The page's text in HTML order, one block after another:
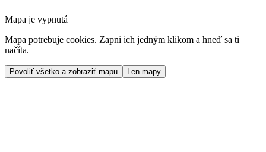
Mapa je vypnutá
Mapa potrebuje cookies. Zapni ich jedným klikom a hneď sa ti
načíta.
Povoliť všetko a zobraziť mapu Len mapy